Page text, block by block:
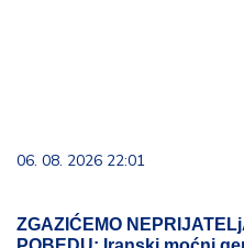
06. 08. 2026 22:01
ZGAZIĆEMO